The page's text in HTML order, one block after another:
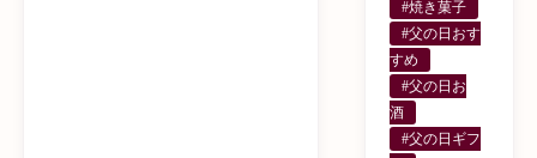
#焼き菓子
#父の日おす
すめ
#父の日お
酒
#父の日ギフ